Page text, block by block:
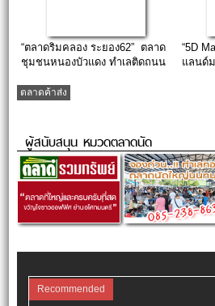
“ตลาดริมคลอง ระยอง62” ตลาด
ชุมชนหนองบัวแดง ทำเลติดถนน
ล็อคแล้ว)
“5D
แลนด์
ตลาดค้าส่ง
ผู้สนับสนุน หมวดตลาดนัด
Recommended